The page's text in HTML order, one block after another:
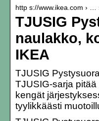
http s://www.ikea.com › …
TJUSIG
naulakko,
IKEA
TJUSIG
TJUSIG-sarja
kengät
tyylikkäästi